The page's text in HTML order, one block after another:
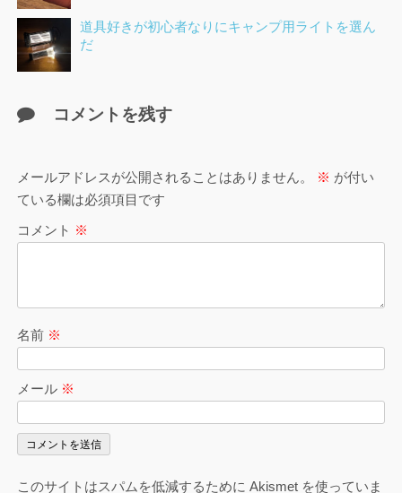
道具好きが初心者なりにキャンプ用ライトを選ん
だ
コメントを残す
メールアドレスが公開されることはありません。 ※ が付い
ている欄は必須項目です
コメント ※
名前 ※
メール ※
このサイトはスパムを低減するために Akismet を使っていま